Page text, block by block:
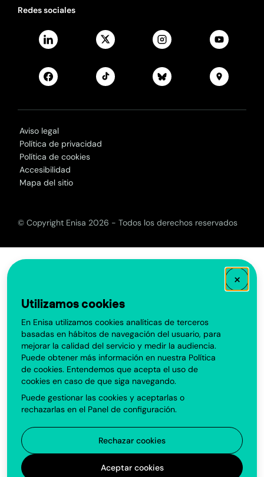
×
Utilizamos cookies
En Enisa utilizamos cookies analíticas de terceros
basadas en hábitos de navegación del usuario, para
mejorar la calidad del servicio y medir la audiencia.
Puede obtener más información en nuestra Política
de cookies. Entendemos que acepta el uso de
cookies en caso de que siga navegando.
Puede gestionar las cookies y aceptarlas o
rechazarlas en el Panel de configuración.
Aceptar cookies
Rechazar cookies
Redes sociales
Aviso legal
Política de privacidad
Política de cookies
Accesibilidad
Mapa del sitio
© Copyright Enisa 2026 - Todos los derechos reservados